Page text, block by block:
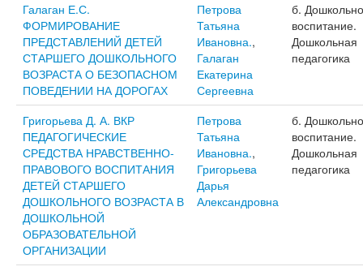
Галаган Е.С.
ФОРМИРОВАНИЕ
ПРЕДСТАВЛЕНИЙ ДЕТЕЙ
СТАРШЕГО ДОШКОЛЬНОГО
ВОЗРАСТА О БЕЗОПАСНОМ
ПОВЕДЕНИИ НА ДОРОГАХ
Петрова
Татьяна
Ивановна.,
Галаган
Екатерина
Сергеевна
б.
воспитание.
Дошкольная
педагогика
Григорьева Д. А. ВКР
ПЕДАГОГИЧЕСКИЕ
СРЕДСТВА НРАВСТВЕННО-
ПРАВОВОГО ВОСПИТАНИЯ
ДЕТЕЙ СТАРШЕГО
ДОШКОЛЬНОГО ВОЗРАСТА В
ДОШКОЛЬНОЙ
ОБРАЗОВАТЕЛЬНОЙ
ОРГАНИЗАЦИИ
Петрова
Татьяна
Ивановна.,
Григорьева
Дарья
Александровна
б.
воспитание.
Дошкольная
педагогика